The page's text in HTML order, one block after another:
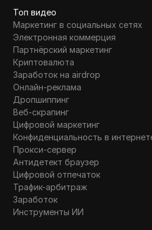
Топ видео
Маркетинг в социальных сетях
Электронная коммерция
Партнёрский маркетинг
Криптовалюта
Заработок на airdrop
Онлайн-реклама
Дропшиппинг
Веб-скрапинг
Цифровой маркетинг
Конфиденциальность в
Прокси-сервер
Антидетект браузер
Цифровой отпечаток
Трафик-арбитраж
Заработок
Инструменты ИИ